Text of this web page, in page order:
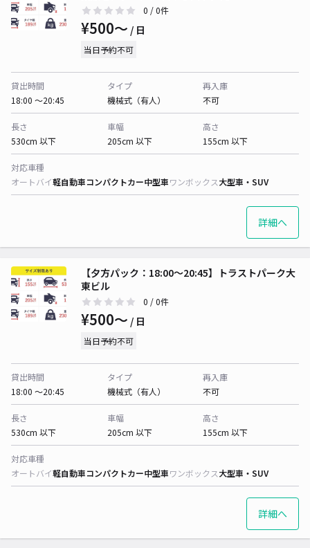
0 / 0件
¥500〜 / 日
当日予約不可
貸出時間
18:00 〜20:45
タイプ
機械式（有人）
再入庫
不可
長さ
530cm 以下
車幅
205cm 以下
高さ
155cm 以下
対応車種
オートバイ軽自動車コンパクトカー中型車ワンボックス大型車・SUV
詳細へ
【夕方パック：18:00〜20:45】トラストパーク大
東ビル
0 / 0件
¥500〜 / 日
当日予約不可
貸出時間
18:00 〜20:45
タイプ
機械式（有人）
再入庫
不可
長さ
530cm 以下
車幅
205cm 以下
高さ
155cm 以下
対応車種
オートバイ軽自動車コンパクトカー中型車ワンボックス大型車・SUV
詳細へ